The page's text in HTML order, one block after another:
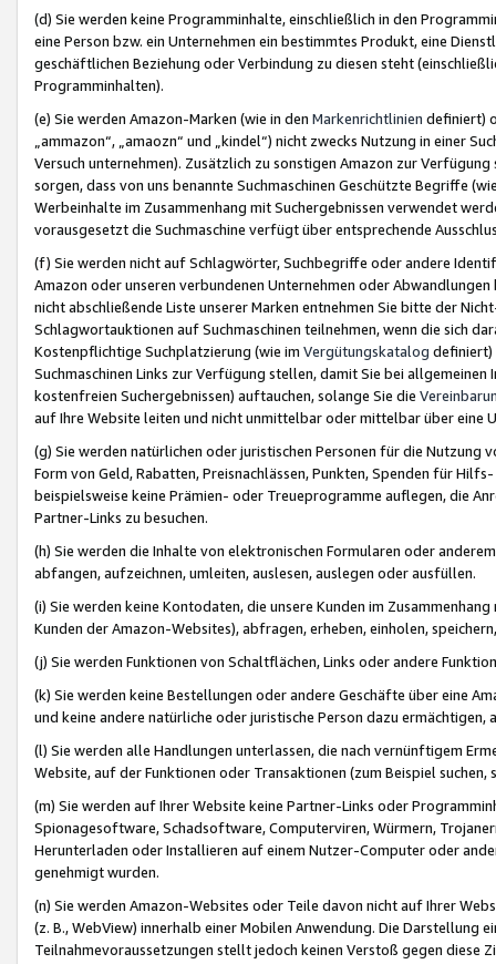
(d) Sie werden keine Programminhalte, einschließlich in den
eine Person bzw. ein Unternehmen ein bestimmtes Produkt, eine
geschäftlichen Beziehung oder Verbindung zu diesen steht
Programminhalten).
(e) Sie werden Amazon-Marken (wie in den Markenrichtlinien definiert)
„ammazon“, „amaozn“ und „kindel“) nicht zwecks Nutzung in einer
Versuch unternehmen). Zusätzlich zu sonstigen Amazon zur
sorgen, dass von uns benannte Suchmaschinen Geschützte Begriffe
Werbeinhalte im Zusammenhang mit Suchergebnissen verwendet
vorausgesetzt die Suchmaschine verfügt über entsprechende
(f) Sie werden nicht auf Schlagwörter, Suchbegriffe oder andere
Amazon oder unseren verbundenen Unternehmen oder
nicht abschließende Liste unserer Marken entnehmen Sie bitte der
Schlagwortauktionen auf Suchmaschinen teilnehmen, wenn die sich
Kostenpflichtige Suchplatzierung (wie im Vergütungskatalog definiert)
Suchmaschinen Links zur Verfügung stellen, damit Sie bei
kostenfreien Suchergebnissen) auftauchen, solange Sie die
auf Ihre Website leiten und nicht unmittelbar oder mittelbar über eine
(g) Sie werden natürlichen oder juristischen Personen für die Nutzung
Form von Geld, Rabatten, Preisnachlässen, Punkten, Spenden für
beispielsweise keine Prämien- oder Treueprogramme auflegen, die
Partner-Links zu besuchen.
(h) Sie werden die Inhalte von elektronischen Formularen oder
abfangen, aufzeichnen, umleiten, auslesen, auslegen oder ausfüllen.
(i) Sie werden keine Kontodaten, die unsere Kunden im
Kunden der Amazon-Websites), abfragen, erheben, einholen,
(j) Sie werden Funktionen von Schaltflächen, Links oder andere
(k) Sie werden keine Bestellungen oder andere Geschäfte über eine
und keine andere natürliche oder juristische Person dazu
(l) Sie werden alle Handlungen unterlassen, die nach vernünftigem
Website, auf der Funktionen oder Transaktionen (zum Beispiel
(m) Sie werden auf Ihrer Website keine Partner-Links oder
Spionagesoftware, Schadsoftware, Computerviren, Würmern,
Herunterladen oder Installieren auf einem Nutzer-Computer oder
genehmigt wurden.
(n) Sie werden Amazon-Websites oder Teile davon nicht auf Ihrer
(z. B., WebView) innerhalb einer Mobilen Anwendung. Die Darstellung
Teilnahmevoraussetzungen stellt jedoch keinen Verstoß gegen diese